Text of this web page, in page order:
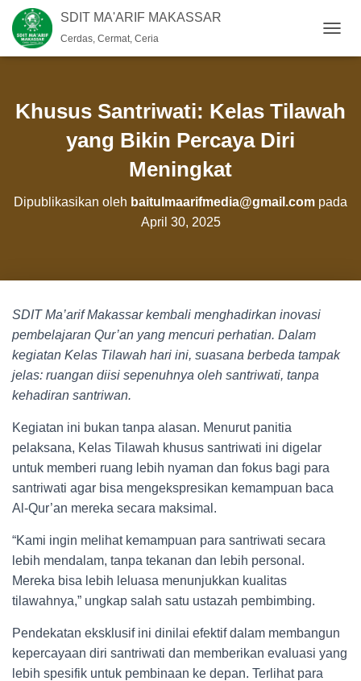
SDIT MA'ARIF MAKASSAR
Cerdas, Cermat, Ceria
O
L
E
A
Khusus Santriwati: Kelas Tilawah
yang Bikin Percaya Diri
Meningkat
Dipublikasikan oleh baitulmaarifmedia@gmail.com pada
April 30, 2025
SDIT Ma’arif Makassar kembali menghadirkan inovasi
pembelajaran Qur’an yang mencuri perhatian. Dalam
kegiatan Kelas Tilawah hari ini, suasana berbeda tampak
jelas: ruangan diisi sepenuhnya oleh santriwati, tanpa
kehadiran santriwan.
Kegiatan ini bukan tanpa alasan. Menurut panitia
pelaksana, Kelas Tilawah khusus santriwati ini digelar
untuk memberi ruang lebih nyaman dan fokus bagi para
santriwati agar bisa mengekspresikan kemampuan baca
Al-Qur’an mereka secara maksimal.
“Kami ingin melihat kemampuan para santriwati secara
lebih mendalam, tanpa tekanan dan lebih personal.
Mereka bisa lebih leluasa menunjukkan kualitas
tilawahnya,” ungkap salah satu ustazah pembimbing.
Pendekatan eksklusif ini dinilai efektif dalam membangun
kepercayaan diri santriwati dan memberikan evaluasi yang
lebih spesifik untuk pembinaan ke depan. Terlihat para